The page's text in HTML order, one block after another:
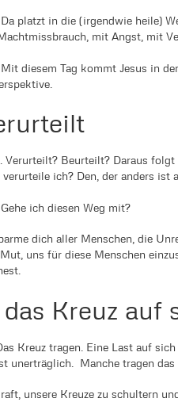
platzt in die (irgendwie heile)
mit Angst, mit
diesem Tag kommt Jesus in
Verurteilt? Beurteilt? Daraus
ich? Den, der anders
ich diesen Weg mit?
dich aller Menschen, die
uns für diese Menschen
Kreuz auf
Kreuz tragen. Eine Last auf
unerträglich. Manche tragen
unsere Kreuze zu schultern